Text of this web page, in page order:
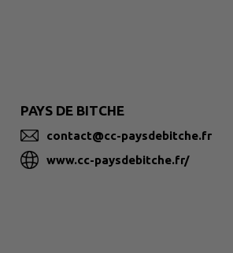
PAYS DE BITCHE
contact@cc-paysdebitche.fr
www.cc-paysdebitche.fr/